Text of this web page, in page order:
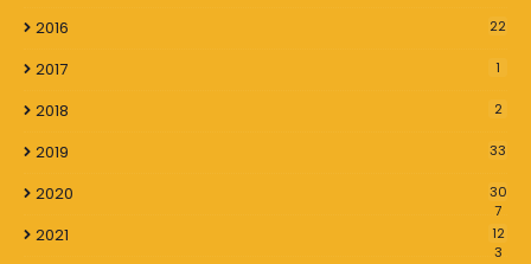
2016 22
2017 1
2018 2
2019 33
2020
30
7
2021
12
3